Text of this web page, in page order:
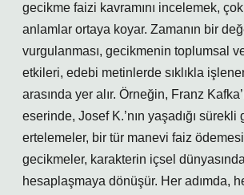
gecikme faizi kavramını incelemek, çok
anlamlar ortaya koyar. Zamanın bir
vurgulanması, gecikmenin toplumsal
etkileri, edebi metinlerde sıklıkla
arasında yer alır. Örneğin, Franz
eserinde, Josef K.’nın yaşadığı
ertelemeler, bir tür manevi faiz
gecikmeler, karakterin içsel
hesaplaşmaya dönüşür. Her adımda,